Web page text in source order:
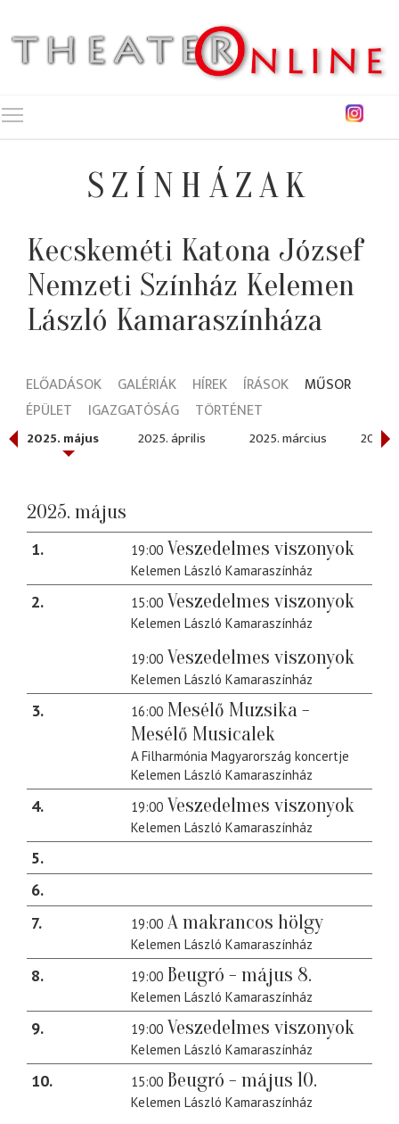
SZÍNHÁZAK
Kecskeméti Katona József
Nemzeti Színház Kelemen
László Kamaraszínháza
ELŐADÁSOK GALÉRIÁK HÍREK ÍRÁSOK
MŰSOR
ÉPÜLET
IGAZGATÓSÁG TÖRTÉNET
2025. május 2025. április 2025. március 2025.
2025. május
1 19:00 Veszedelmes viszonyok
Kelemen László Kamaraszínház
2 15:00 Veszedelmes viszonyok
Kelemen László Kamaraszínház
19:00 Veszedelmes viszonyok
Kelemen László Kamaraszínház
3 16:00 Mesélő Muzsika -
Mesélő Musicalek
A Filharmónia Magyarország koncertje
Kelemen László Kamaraszínház
4 19:00 Veszedelmes viszonyok
Kelemen László Kamaraszínház
5
6
7
19:00 A makrancos hölgy
Kelemen László Kamaraszínház
8 19:00 Beugró - május 8.
Kelemen László Kamaraszínház
9 19:00 Veszedelmes viszonyok
Kelemen László Kamaraszínház
10 15:00 Beugró - május 10.
Kelemen László Kamaraszínház